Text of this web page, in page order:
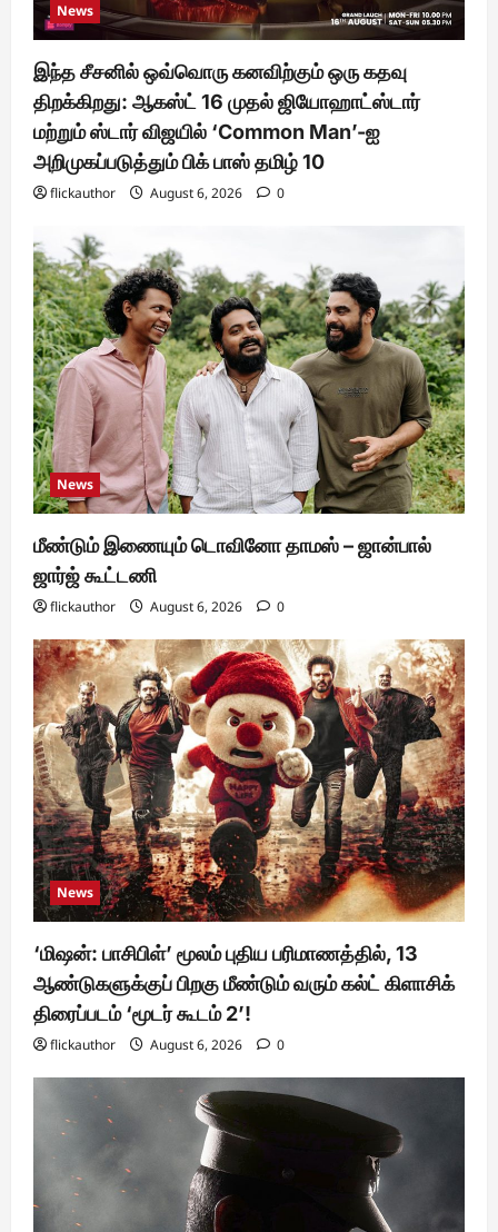
News
இந்த சீசனில் ஒவ்வொரு கனவிற்கும் ஒரு கதவு
திறக்கிறது: ஆகஸ்ட் 16 முதல் ஜியோஹாட்ஸ்டார்
மற்றும் ஸ்டார் விஜயில் ‘Common Man’-ஐ
அறிமுகப்படுத்தும் பிக் பாஸ் தமிழ் 10
flickauthor August 6, 2026 0
News
மீண்டும் இணையும் டொவினோ தாமஸ் – ஜான்பால்
ஜார்ஜ் கூட்டணி
flickauthor August 6, 2026 0
News
‘மிஷன்: பாசிபிள்’ மூலம் புதிய பரிமாணத்தில், 13
ஆண்டுகளுக்குப் பிறகு மீண்டும் வரும் கல்ட் கிளாசிக்
திரைப்படம் ‘மூடர் கூடம் 2’!
flickauthor August 6, 2026 0